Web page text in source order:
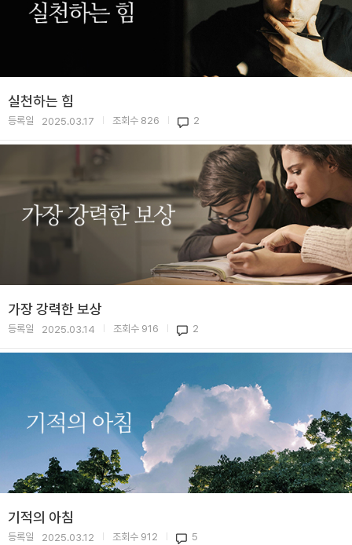
실천하는 힘
등록일 2025.03.17 조회수 826 2
가장 강력한 보상
등록일 2025.03.14 조회수 916 2
기적의 아침
등록일 2025.03.12 조회수 912 5